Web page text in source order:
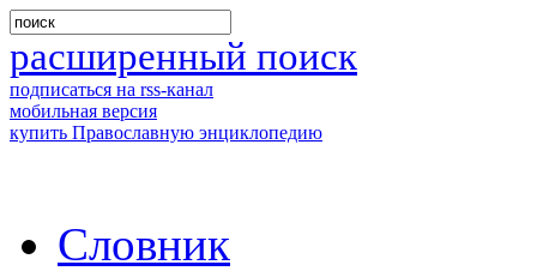
расширенный поиск
подписаться на rss-канал
мобильная версия
купить Православную энциклопедию
Словник